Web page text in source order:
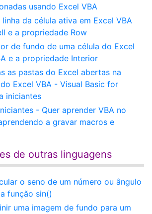
usando Excel VBA
da célula ativa em Excel VBA
e a propriedade Row
de fundo de uma célula do Excel
e a propriedade Interior
as pastas do Excel abertas na
Excel VBA - Visual Basic for
iniciantes
- Quer aprender VBA no
a gravar macros e
de outras linguagens
o seno de um número ou ângulo
função sin()
uma imagem de fundo para um